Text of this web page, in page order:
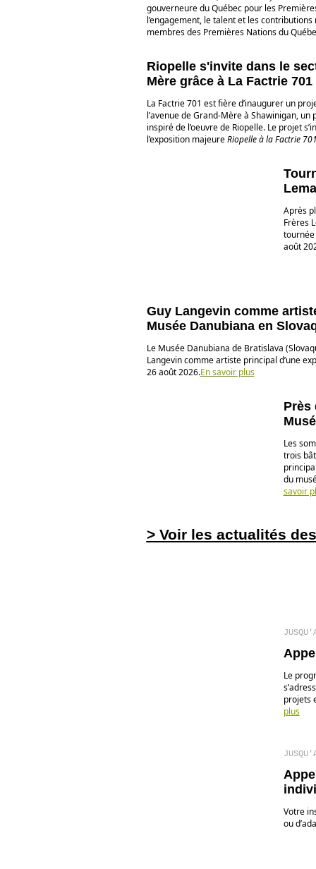
gouverneure du Québec pour les
l’engagement, le talent et les
membres des Premières Nations du
Riopelle s'invite dans le
Mère grâce à La Factrie 701
La Factrie 701 est fière d’inaugurer un
l’avenue de Grand-Mère à Shawinigan,
inspiré de l’oeuvre de Riopelle. Le projet
l’exposition majeureRiopelle à la Factrie
Après
Frères
tournée
août
Guy Langevin comme
Musée Danubiana en
Le Musée Danubiana de Bratislava
Langevin comme artiste principal d’une
26 août 2026.En savoir plus
Près
Les
trois
du
savoir
> Voir les actualités
Le
projets
plus
Votre
ou